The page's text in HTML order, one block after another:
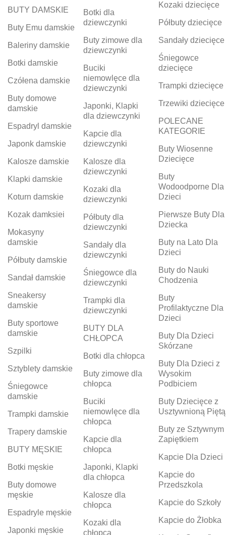
BUTY DAMSKIE
Buty Emu damskie
Baleriny damskie
Botki damskie
Czółena damskie
Buty domowe
damskie
Espadryl damskie
Japonk damskie
Kalosze damskie
Klapki damskie
Koturn damskie
Kozak damksiei
Mokasyny
damskie
Półbuty damskie
Sandał damskie
Sneakersy
damskie
Buty sportowe
damskie
Szpilki
Sztyblety damskie
Śniegowce
damskie
Trampki damskie
Trapery damskie
BUTY MĘSKIE
Botki męskie
Buty domowe
męskie
Espadryle męskie
Japonki męskie
Botki dla
dziewczynki
Buty zimowe dla
dziewczynki
Buciki
niemowlęce dla
dziewczynki
Japonki, Klapki
dla dziewczynki
Kapcie dla
dziewczynki
Kalosze dla
dziewczynki
Kozaki dla
dziewczynki
Półbuty dla
dziewczynki
Sandały dla
dziewczynki
Śniegowce dla
dziewczynki
Trampki dla
dziewczynki
BUTY DLA
CHŁOPCA
Botki dla chłopca
Buty zimowe dla
chłopca
Buciki
niemowlęce dla
chłopca
Kapcie dla
chłopca
Japonki, Klapki
dla chłopca
Kalosze dla
chłopca
Kozaki dla
chłopca
Kozaki dziecięce
Półbuty dziecięce
Sandały dziecięce
Śniegowce
dziecięce
Trampki dziecięce
Trzewiki dziecięce
POLECANE
KATEGORIE
Buty Wiosenne
Dziecięce
Buty
Wodoodporne Dla
Dzieci
Pierwsze Buty Dla
Dziecka
Buty na Lato Dla
Dzieci
Buty do Nauki
Chodzenia
Buty
Profilaktyczne Dla
Dzieci
Buty Dla Dzieci
Skórzane
Buty Dla Dzieci z
Wysokim
Podbiciem
Buty Dziecięce z
Usztywnioną Piętą
Buty ze Sztywnym
Zapiętkiem
Kapcie Dla Dzieci
Kapcie do
Przedszkola
Kapcie do Szkoły
Kapcie do Żłobka